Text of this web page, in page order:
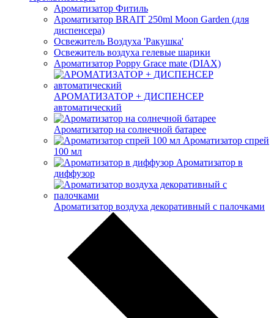
Ароматизатор Фитиль
Ароматизатор BRAIT 250ml Moon Garden (для
диспенсера)
Освежитель Воздуха 'Ракушка'
Освежитель воздуха гелевые шарики
Ароматизатор Poppy Grace mate (DIAX)
АРОМАТИЗАТОР + ДИСПЕНСЕР
автоматический
Ароматизатор на солнечной батарее
Ароматизатор спрей
100 мл
Ароматизатор в
диффузор
Ароматизатор воздуха декоративный с палочками